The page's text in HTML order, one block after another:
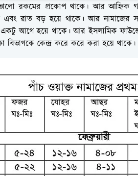
রকমের প্রকোপ থাকে। আর আহ্নিক
এবং রাত বড় হয়ে থাকে। আর নামাজের
আগে হয়ে থাকে। আর ইসলামিক
বিভাগকে কেন্দ্র করে করে করা হয়ে থাকে।